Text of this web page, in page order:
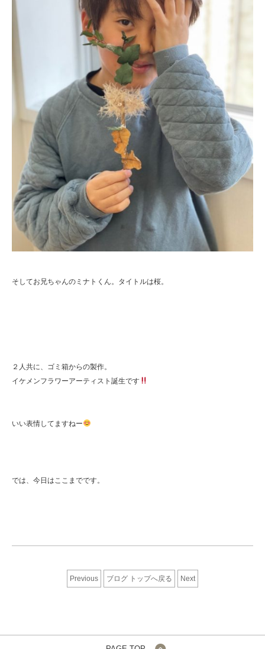
そしてお兄ちゃんのミナトくん。タイトルは桜。
２人共に、ゴミ箱からの製作。
イケメンフラワーアーティスト誕生です
いい表情してますねー
では、今日はここまでです。
Previous ブログ トップへ戻る Next